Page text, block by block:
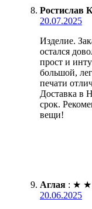
Ростислав
20.07.2025
Изделие.
остался
прост и
большой,
печати
Доставка в
срок.
вещи!
Аглая : ★ ★
20.06.2025